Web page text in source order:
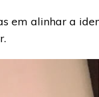
em alinhar a